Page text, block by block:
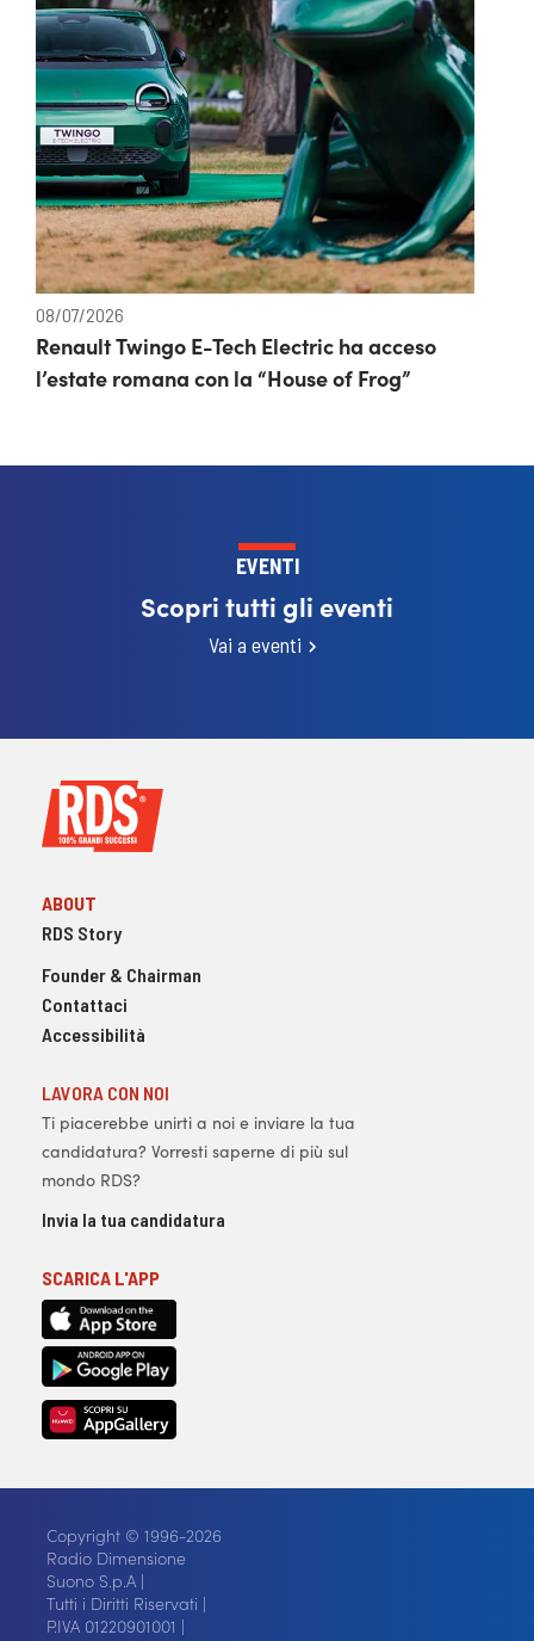
08/07/2026
Renault Twingo E-Tech Electric ha acceso
l’estate romana con la “House of Frog”
EVENTI
Scopri tutti gli eventi
Vai a eventi
ABOUT
RDS Story
Founder & Chairman
Contattaci
Accessibilità
LAVORA CON NOI
Ti piacerebbe unirti a noi e inviare la tua
candidatura? Vorresti saperne di più sul
mondo RDS?
Invia la tua candidatura
SCARICA L'APP
Copyright © 1996-2026
Radio Dimensione
Suono S.p.A |
Tutti i Diritti Riservati |
P.IVA 01220901001 |